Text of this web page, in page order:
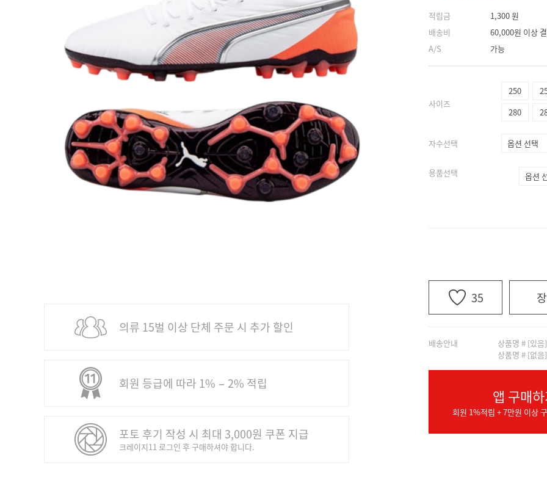
의류 15벌 이상 단체 주문 시 추가 할인
회원 등급에 따라 1% − 2% 적립
포토 후기 작성 시 최대 3,000원 쿠폰 지급
크레이지11 로그인 후 구매하셔야 합니다.
적립금
배송비
A/S
1,300 원
60,000원 이상
가능
사이즈
250
280
자수선택
용품선택
35
배송안내
상품명 # [있
상품명 # [없
앱 구매
회원 1%적립 + 7만원 이상